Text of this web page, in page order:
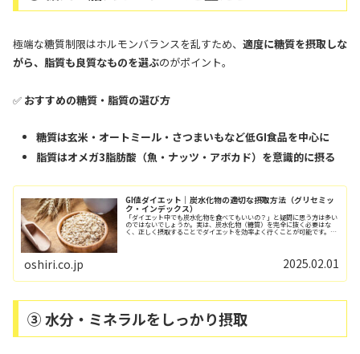
極端な糖質制限はホルモンバランスを乱すため、 適度に糖質を摂取しな
がら、脂質も良質なものを選ぶのがポイント。
✅ おすすめの糖質・脂質の選び方
糖質は玄米・オートミール・さつまいもなど低GI食品を中心に
脂質はオメガ3脂肪酸（魚・ナッツ・アボカド）を意識的に摂る
GI値ダイエット｜炭水化物の適切な摂取方法（グリセミッ
ク・インデックス）
「ダイエット中でも炭水化物を食べてもいいの？」と疑問に思う方は多い
のではないでしょうか。実は、炭水化物（糖質）を完全に抜く必要はな
く、正しく摂取することでダイエットを効率よく行くことが可能です。お
oshiri.co.jp 2025.02.01
③ 水分・ミネラルをしっかり摂取